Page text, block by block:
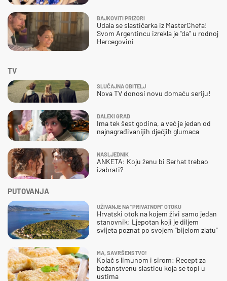
BAJKOVITI PRIZORI
Udala se slastičarka iz MasterChefa!
Svom Argentincu izrekla je "da" u rodnoj
Hercegovini
TV
SLUČAJNA OBITELJ
Nova TV donosi novu domaću seriju!
DALEKI GRAD
Ima tek šest godina, a već je jedan od
najnagrađivanijih dječjih glumaca
NASLJEDNIK
ANKETA: Koju ženu bi Serhat trebao
izabrati?
PUTOVANJA
UŽIVANJE NA "PRIVATNOM" OTOKU
Hrvatski otok na kojem živi samo jedan
stanovnik: Ljepotan koji je diljem
svijeta poznat po svojem "bijelom zlatu"
MA, SAVRŠENSTVO!
Kolač s limunom i sirom: Recept za
božanstvenu slasticu koja se topi u
ustima